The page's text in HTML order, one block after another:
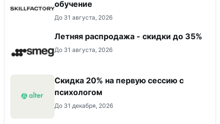
обучение
До 31 августа, 2026
Летняя распродажа - скидки до 35%
До 31 августа, 2026
Скидка 20% на первую сессию с
психологом
До 31 декабря, 2026